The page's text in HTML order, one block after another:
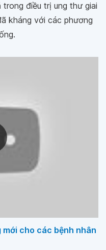
điều trị ung thư giai
kháng với các phương
mới cho các bệnh nhân